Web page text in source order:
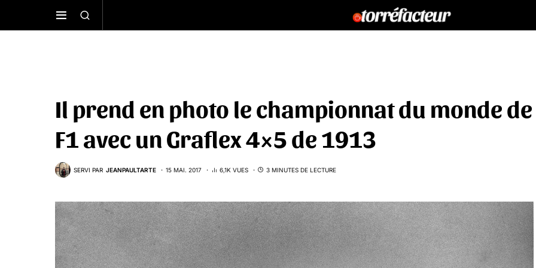
Il prend en photo le championnat du monde de
F1 avec un Graflex 4×5 de 1913
SERVI PAR JEANPAULTARTE 15 MAI. 2017 6,1K VUES 3 MINUTES DE LECTURE